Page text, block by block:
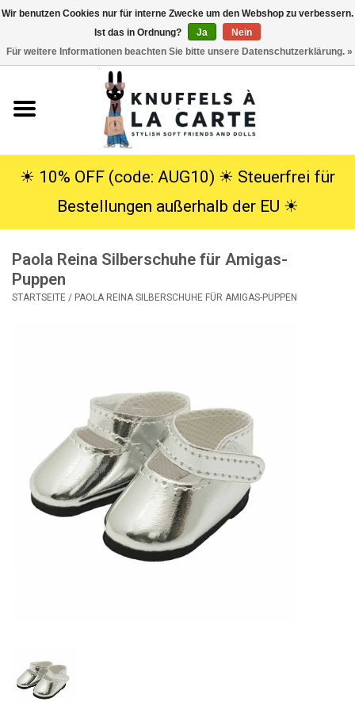
Kuscheltiere
SALE
Geschenke
☀︎ 10% OFF (code: AUG10) ☀︎ Steuerfrei für
Bestellungen außerhalb der EU ☀︎
Paola Reina Silberschuhe für Amigas-
Puppen
STARTSEITE / PAOLA REINA SILBERSCHUHE FÜR AMIGAS-PUPPEN
Wir benutzen Cookies nur für interne Zwecke um den Webshop zu verbessern.
Ist das in Ordnung?
Ja
Nein
Für weitere Informationen beachten Sie bitte unsere Datenschutzerklärung. »